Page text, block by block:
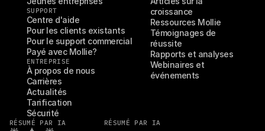
SUPPORT
Centre d'aide
Pour les clients existants
Pour le support commercial
Payé avec Mollie?
ENTREPRISE
À propos de nous
Carrières
Actualités
Tarification
Sécurité
croissance
Ressources Mollie
Témoignages de
réussite
Rapports et analyses
Webinaires et
événements
RÉSUMÉ PAR IA RÉSUMÉ PAR IA